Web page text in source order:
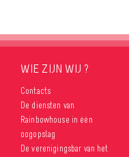
WIE ZIJN WIJ ?
Contacts
De diensten van
Rainbowhouse in één
oogopslag
De verenigingsbar van het